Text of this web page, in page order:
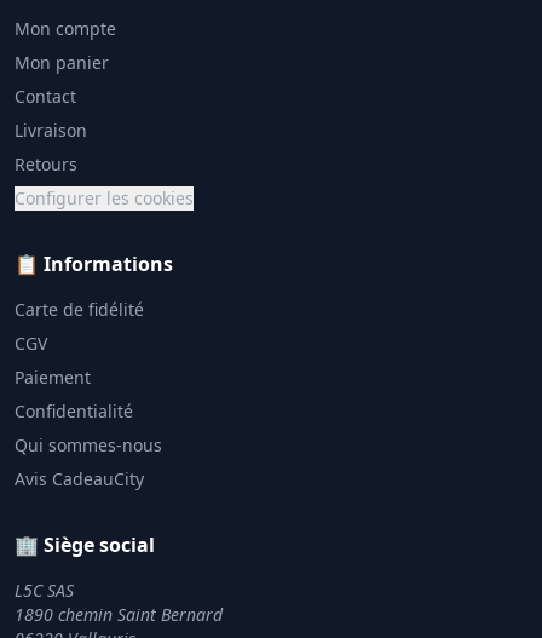
Mon compte
Mon panier
Contact
Livraison
Retours
Configurer les cookies
📋 Informations
Carte de fidélité
CGV
Paiement
Confidentialité
Qui sommes-nous
Avis CadeauCity
🏢 Siège social
L5C SAS
1890 chemin Saint Bernard